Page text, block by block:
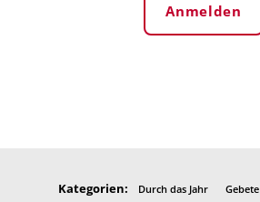
Anmelden
Kategorien: Durch das Jahr Gebete